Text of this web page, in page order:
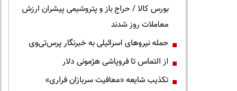
بورس کالا / حراج باز و پتروشیمی پیشران ارزش
معاملات روز شدند
حمله نیروهای اسرائیلی به خبرنگار پرس‌تی‌وی
از التماس تا فروپاشی هژمونی دلار
تکذیب شایعه «معافیت سربازان فراری»